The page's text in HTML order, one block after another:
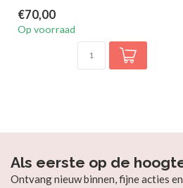
€70,00
Op voorraad
Als eerste op de
Ontvang nieuw binnen, fijne acties